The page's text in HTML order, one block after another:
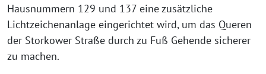
Hausnummern 129 und 137 eine zusätzliche
Lichtzeichenanlage eingerichtet wird, um das Queren
der Storkower Straße durch zu Fuß Gehende sicherer
zu machen.